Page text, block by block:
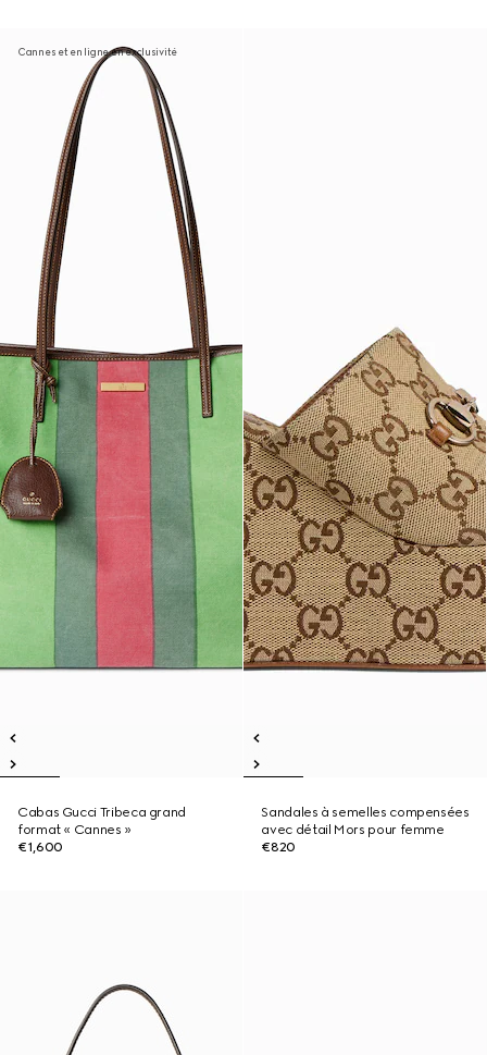
Cannes et en ligne en exclusivité
Cabas Gucci Tribeca grand
format « Cannes »
€1,600
Sandales à semelles compensées
avec détail Mors pour femme
€820